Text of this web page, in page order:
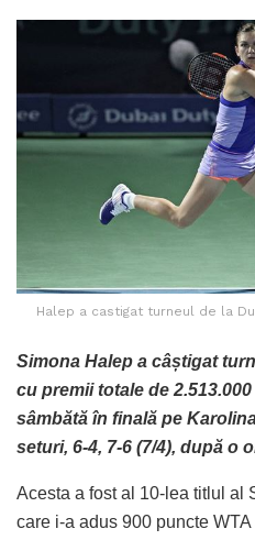
Halep a castigat turneul de la
Simona Halep a câștigat
cu premii totale de
sâmbătă în finală pe
seturi, 6-4, 7-6 (7/4), după o
Acesta a fost al 10-lea titlul al
care i-a adus 900 puncte